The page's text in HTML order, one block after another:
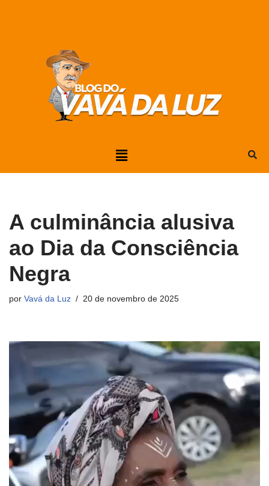
A culminância alusiva
ao Dia da Consciência
Negra
por Vavá da Luz 20 de novembro de 2025
T
d
o
r
d
e
v